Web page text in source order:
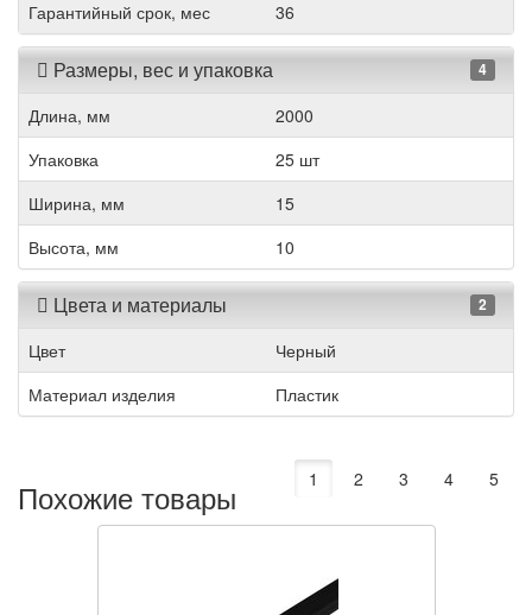
Гарантийный срок, мес 36
Размеры, вес и упаковка 4
Длина, мм
2000
Упаковка
25 шт
Ширина, мм
15
Высота, мм
10
Цвета и материалы 2
Цвет
Черный
Материал изделия
Пластик
Похожие товары 1 2 3 4 5